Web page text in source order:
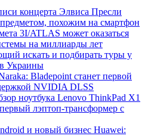
концерта Элвиса Пресли
похожим на смартфон
3I/ATLAS может оказаться
на миллиарды лет
искать и подбирать туры у
Украины
Bladepoint станет первой
NVIDIA DLSS
ноутбука Lenovo ThinkPad X1
лэптоп-трансформер с
и новый бизнес Huawei: